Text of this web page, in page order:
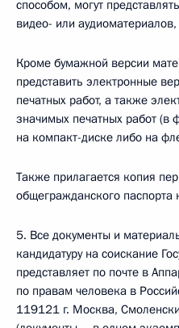
способом, могут
видео- или
Кроме бумажной версии
представить электронные
печатных работ, а также
значимых печатных работ (в
на компакт-диске либо на
Также прилагается копия
общегражданского паспорта
5. Все документы и
кандидатуру на соискание
представляет по почте в
по правам человека в
119121 г. Москва,